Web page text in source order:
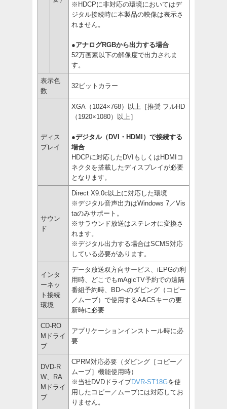
※HDCPに非対応の環境においてはデ
ジタル接続時に本製品の映像は表示さ
れません。
●アナログRGBから出力する場合
52万画素以下の解像度で出力されま
す。
表示色
数
32ビットカラー
ディス
プレイ
XGA（1024×768）以上［推奨 フルHD
（1920×1080）以上］
●デジタル（DVI・HDMI）で接続する
場合
HDCPに対応したDVIもしくはHDMIコ
ネクタを搭載したディスプレイが必要
となります。
サウン
ド
Direct X9.0c以上に対応した環境
※デジタル音声出力はWindows 7／Vis
taのみサポート。
※サラウンド放送はステレオに変換さ
れます。
※デジタル出力する場合はSCMS対応
している必要があります。
インタ
ーネッ
ト接続
環境
データ放送双方向サービス、iEPGの利
用時、どこでもmAgicTV予約での遠隔
番組予約時、BDへのダビング（コピー
／ムーブ）で使用するAACSキーの更
新時に必要
CD-RO
Mドライ
ブ
アプリケーションインストール時に必
要
DVD-R
W、RA
Mドライ
ブ
CPRM対応必要（ダビング［コピー／
ムーブ］機能使用時）
※当社DVDドライブDVR-ST18Gを使
用したコピー／ムーブには対応してお
りません。